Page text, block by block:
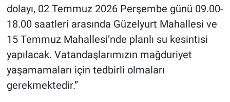
dolayı, 02 Temmuz 2026 Perşembe günü 09.00-
18.00 saatleri arasında Güzelyurt Mahallesi ve
15 Temmuz Mahallesi’nde planlı su kesintisi
yapılacak. Vatandaşlarımızın mağduriyet
yaşamamaları için tedbirli olmaları
gerekmektedir.”